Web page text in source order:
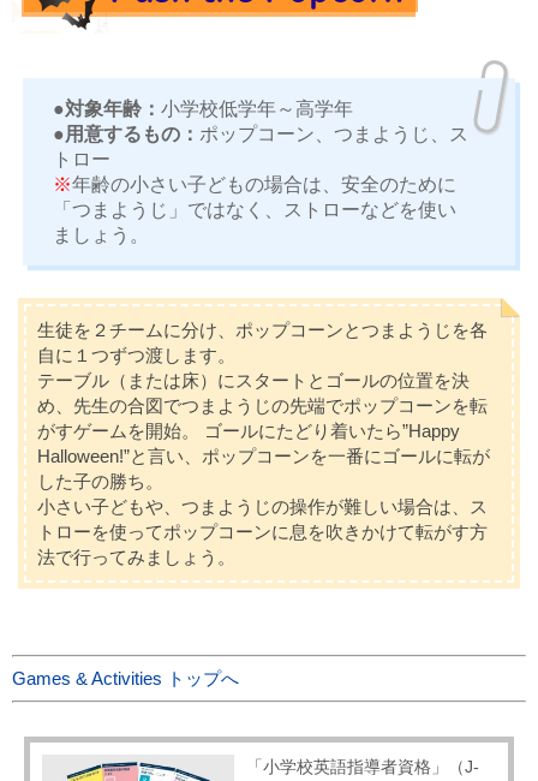
●対象年齢： 小学校低学年～高学年
●用意するもの： ポップコーン、つまようじ、ス
トロー
※年齢の小さい子どもの場合は、安全のために
「つまようじ」ではなく、ストローなどを使い
ましょう。
生徒を２チームに分け、ポップコーンとつまようじを各
自に１つずつ渡します。
テーブル（または床）にスタートとゴールの位置を決
め、先生の合図でつまようじの先端でポップコーンを転
がすゲームを開始。 ゴールにたどり着いたら”Happy
Halloween!”と言い、ポップコーンを一番にゴールに転が
した子の勝ち。
小さい子どもや、つまようじの操作が難しい場合は、ス
トローを使ってポップコーンに息を吹きかけて転がす方
法で行ってみましょう。
Games & Activities トップへ
「小学校英語指導者資格」（J-